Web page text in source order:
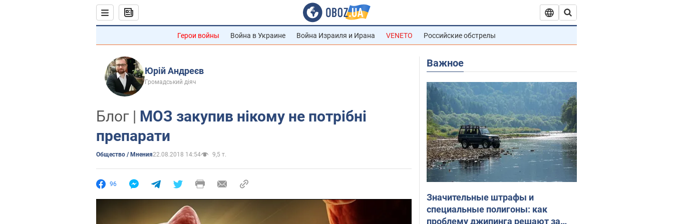
Герои войны Война в Украине Война Израиля и Ирана VENETO Российские обстрелы
Юрій Андреєв
Громадський діяч
Блог | МОЗ закупив нікому не потрібні
препарати
Общество / Мнения22.08.2018 14:54 9,5 т.
96
Важное
Значительные штрафы и
специальные полигоны: как
проблему джипинга решают за